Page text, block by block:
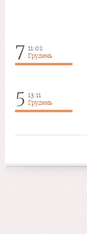
7 11:02
Грудень
5 13:11
Грудень